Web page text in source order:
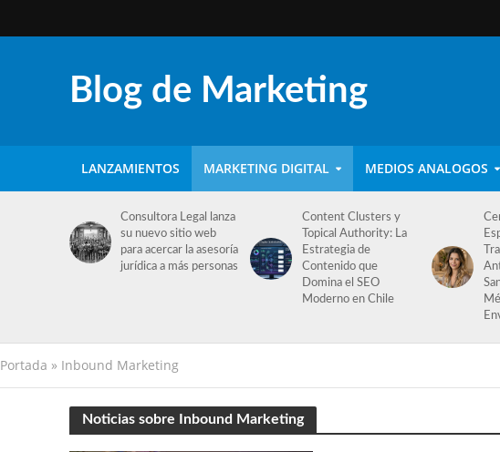
Blog de Marketing
LANZAMIENTOS MARKETING DIGITAL MEDIOS ANALOGOS
Consultora Legal lanza
su nuevo sitio web
para acercar la asesoría
jurídica a más personas
Content Clusters y
Topical Authority: La
Estrategia de
Contenido que
Domina el SEO
Moderno en Chile
Portada » Inbound Marketing
Noticias sobre Inbound Marketing